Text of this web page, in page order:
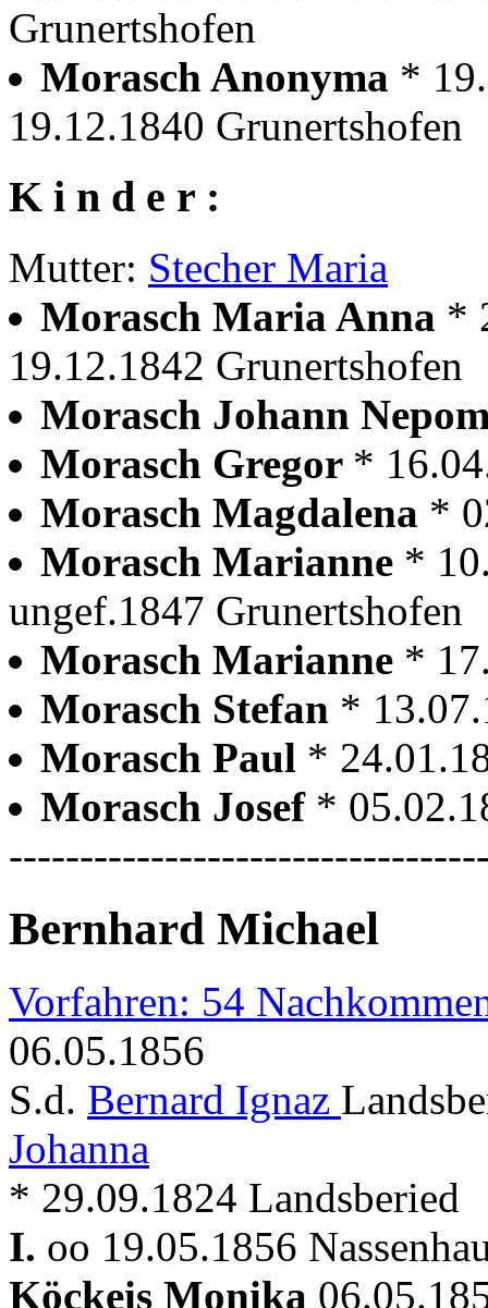
Grunertshofen
Morasch Anonyma *
19.12.1840 Grunertshofen
K i n d e r :
Mutter: Stecher Maria
Morasch Maria Anna *
19.12.1842 Grunertshofen
Morasch Johann
Morasch Gregor *
Morasch Magdalena *
Morasch Marianne *
ungef.1847 Grunertshofen
Morasch Marianne *
Morasch Stefan *
Morasch Paul *
Morasch Josef *
Bernhard Michael
Vorfahren: 54
06.05.1856
S.d. Bernard Ignaz
Johanna
* 29.09.1824 Landsberied
I. oo 19.05.1856
Köckeis Monika